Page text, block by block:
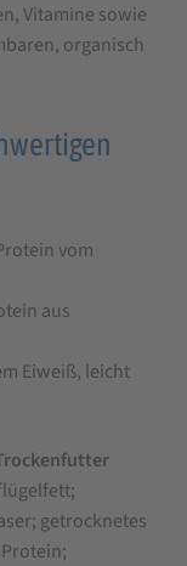
Vitamine sowie
organisch
vom
aus
Eiweiß, leicht
getrocknetes